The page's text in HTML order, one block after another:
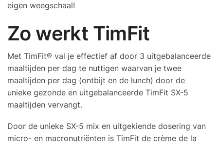
eigen weegschaal!
Zo werkt TimFit
Met TimFit® val je effectief af door 3 uitgebalanceerde
maaltijden per dag te nuttigen waarvan je twee
maaltijden per dag (ontbijt en de lunch) door de
unieke gezonde en uitgebalanceerde TimFit SX-5
maaltijden vervangt.
Door de unieke SX-5 mix en uitgekiende dosering van
micro- en macronutriënten is TimFit de crème de la